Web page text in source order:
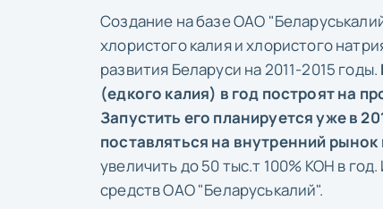
Создание на базе ОАО
хлористого калия и хлористого
развития Беларуси на 2011-2015 годы.
(едкого калия) в год построят на
Запустить его планируется уже в
поставляться на внутренний рынок
увеличить до 50 тыс.т 100% КОН в
средств ОАО "Беларуськалий".